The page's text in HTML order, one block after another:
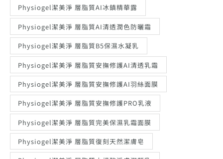
Physiogel潔美淨 層脂質AI冰鎮精華露
Physiogel潔美淨 層脂質AI清透潤色防曬霜
Physiogel潔美淨 層脂質B5保濕水凝乳
Physiogel潔美淨 層脂質安撫修護AI清透乳霜
Physiogel潔美淨 層脂質安撫修護AI羽絲面膜
Physiogel潔美淨 層脂質安撫修護PRO乳液
Physiogel潔美淨 層脂質完美保濕乳霜面膜
Physiogel潔美淨 層脂質復刻天然潔膚皂